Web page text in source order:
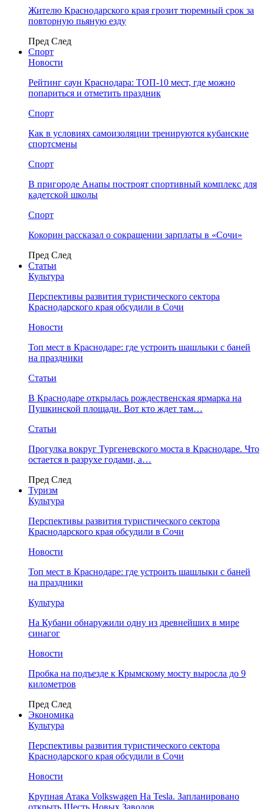
Жителю Краснодарского края грозит тюремный срок за
повторную пьяную езду
Пред След
Спорт
Новости
Рейтинг саун Краснодара: ТОП-10 мест, где можно
попариться и отметить праздник
Спорт
Как в условиях самоизоляции тренируются кубанские
спортсмены
Спорт
В пригороде Анапы построят спортивный комплекс для
кадетской школы
Спорт
Кокорин рассказал о сокращении зарплаты в «Сочи»
Пред След
Статьи
Культура
Перспективы развития туристического сектора
Краснодарского края обсудили в Сочи
Новости
Топ мест в Краснодаре: где устроить шашлыки с баней
на праздники
Статьи
В Краснодаре открылась рождественская ярмарка на
Пушкинской площади. Вот кто ждет там…
Статьи
Прогулка вокруг Тургеневского моста в Краснодаре. Что
остается в разрухе годами, а…
Пред След
Туризм
Культура
Перспективы развития туристического сектора
Краснодарского края обсудили в Сочи
Новости
Топ мест в Краснодаре: где устроить шашлыки с баней
на праздники
Культура
На Кубани обнаружили одну из древнейших в мире
синагог
Новости
Пробка на подъезде к Крымскому мосту выросла до 9
километров
Пред След
Экономика
Культура
Перспективы развития туристического сектора
Краснодарского края обсудили в Сочи
Новости
Крупная Атака Volkswagen На Tesla. Запланировано
открыть Шесть Новых Заводов